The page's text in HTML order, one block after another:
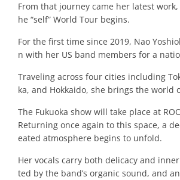
From that journey came her latest work,
he “self” World Tour begins.
For the first time since 2019, Nao
n with her US band members for a
Traveling across four cities including
ka, and Hokkaido, she brings the world
The Fukuoka show will take place at
Returning once again to this space, a
eated atmosphere begins to unfold.
Her vocals carry both delicacy and
ted by the band’s organic sound, and